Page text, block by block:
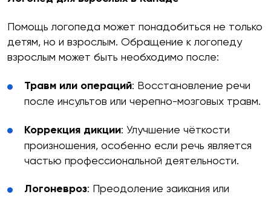
Помощь логопеда может понадобиться не только
детям, но и взрослым. Обращение к логопеду
взрослым может быть необходимо после:
Травм или операций: Восстановление речи
после инсультов или черепно-мозговых травм.
Коррекция дикции: Улучшение чёткости
произношения, особенно если речь является
частью профессиональной деятельности.
Логоневроз: Преодоление заикания или